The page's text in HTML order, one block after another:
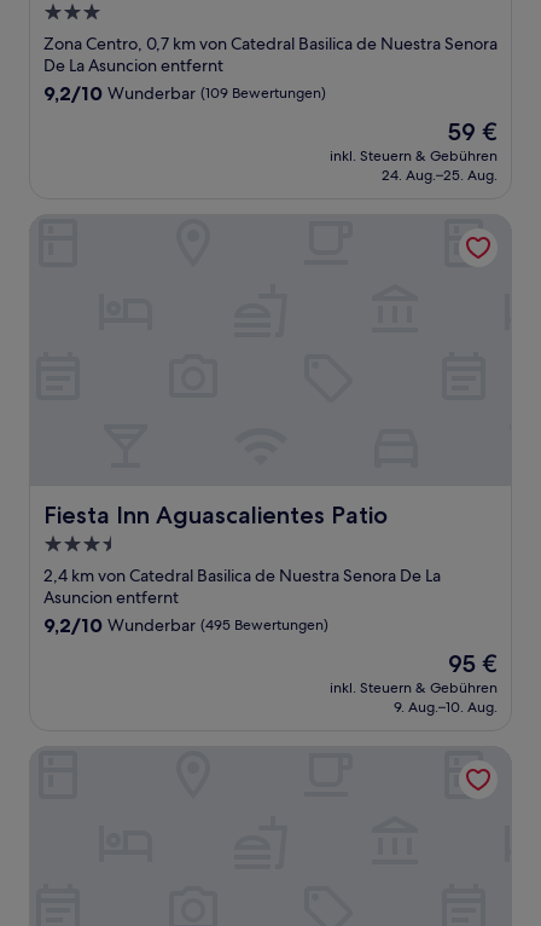
3.0-
Sterne-
Unterkunft
Zona Centro, 0,7 km von Catedral Basilica de Nuestra Senora
De La Asuncion entfernt
9.2
9,2/10 Wunderbar (109 Bewertungen)
Der
Preis
beträgt
59 €
inkl. Steuern & Gebühren
24. Aug.–25. Aug.
Fiesta Inn Aguascalientes Patio
Fiesta Inn Aguascalientes Patio
3.5-
Sterne-
Unterkunft
2,4 km von Catedral Basilica de Nuestra Senora De La
Asuncion entfernt
9.2
9,2/10 Wunderbar (495 Bewertungen)
Der
Preis
beträgt
95 €
inkl. Steuern & Gebühren
9. Aug.–10. Aug.